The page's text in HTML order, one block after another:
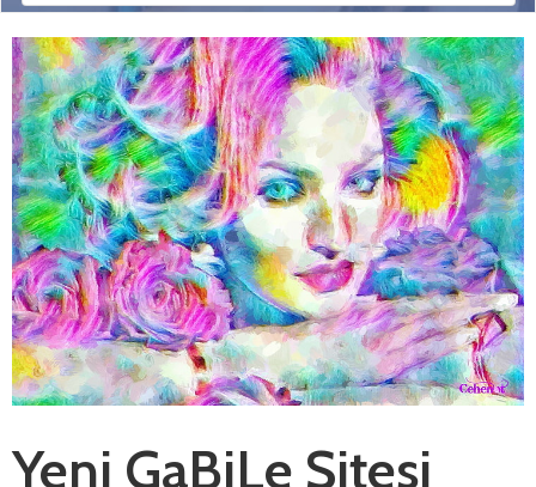
Yeni GaBiLe Sitesi